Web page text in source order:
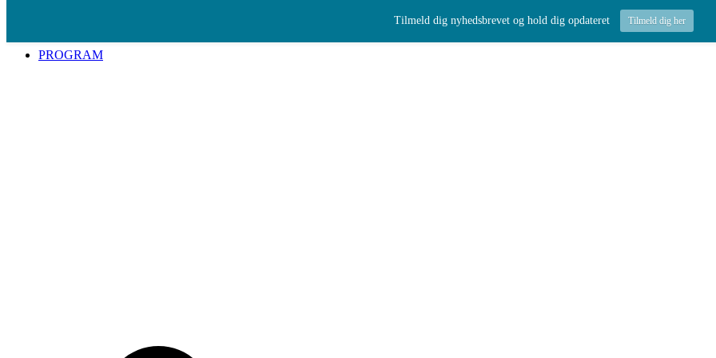
PROGRAM
Tilmeld dig nyhedsbrevet og hold dig opdateret Tilmeld dig her